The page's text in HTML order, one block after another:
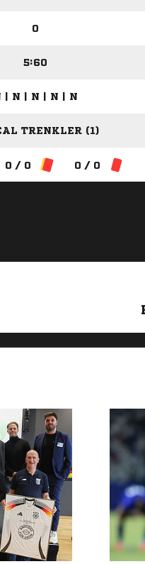
0
5:60
| N | N | N | N
TRENKLER (1)
0 / 0 0 / 0